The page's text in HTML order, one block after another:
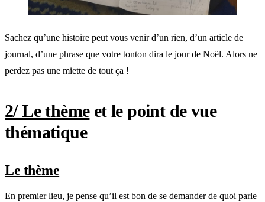
Sachez qu’une histoire peut vous venir d’un rien, d’un article de
journal, d’une phrase que votre tonton dira le jour de Noël. Alors ne
perdez pas une miette de tout ça !
2/ Le thèmeet le point de vue
thématique
Le thème
En premier lieu, je pense qu’il est bon de se demander de quoi parle